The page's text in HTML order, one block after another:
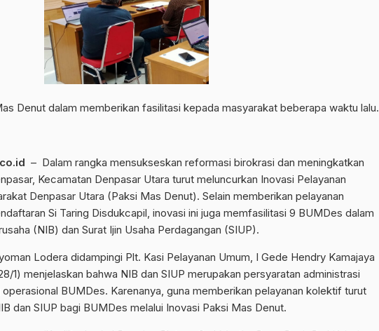
Denut dalam memberikan fasilitasi kepada masyarakat beberapa waktu lalu.
– Dalam rangka mensukseskan reformasi birokrasi dan meningkatkan
Kecamatan Denpasar Utara turut meluncurkan Inovasi Pelayanan
Denpasar Utara (Paksi Mas Denut). Selain memberikan pelayanan
Si Taring Disdukcapil, inovasi ini juga memfasilitasi 9 BUMDes dalam
(NIB) dan Surat Ijin Usaha Perdagangan (SIUP).
Lodera didampingi Plt. Kasi Pelayanan Umum, I Gede Hendry Kamajaya
1) menjelaskan bahwa NIB dan SIUP merupakan persyaratan administrasi
BUMDes. Karenanya, guna memberikan pelayanan kolektif turut
dan SIUP bagi BUMDes melalui Inovasi Paksi Mas Denut.